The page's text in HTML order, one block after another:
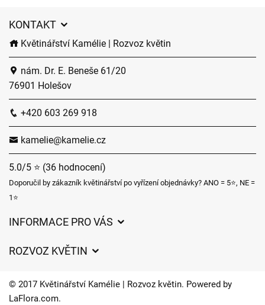
KONTAKT
Květinářství Kamélie | Rozvoz květin
nám. Dr. E. Beneše 61/20
76901 Holešov
+420 603 269 918
kamelie@kamelie.cz
5.0/5 ⭐ (36 hodnocení)
Doporučil by zákazník květinářství po vyřízení objednávky? ANO = 5⭐, NE =
1⭐
INFORMACE PRO VÁS
Často kladené dotazy
O nás
ROZVOZ KVĚTIN
Kam doručujeme květiny
© 2017 Květinářství Kamélie | Rozvoz květin. Powered by
LaFlora.com.